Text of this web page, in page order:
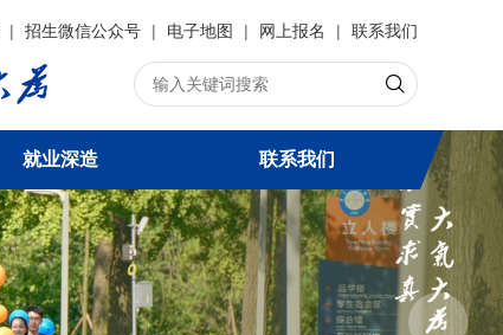
| 招生微信公众号 | 电子地图 | 网上报名 | 联系我们
就业深造 联系我们